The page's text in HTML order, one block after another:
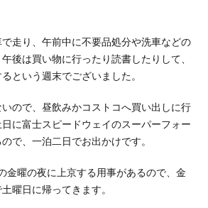
走り、午前中に不要品処分や洗車などの
後は買い物に行ったり読書したりして、
という週末でございました。
ので、昼飲みかコストコへ買い出しに行
に富士スピードウェイのスーパーフォー
で、一泊二日でお出かけです。
金曜の夜に上京する用事があるので、金
曜日に帰ってきます。